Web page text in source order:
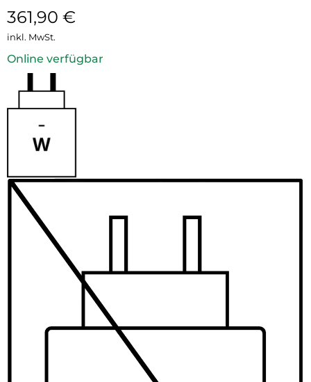
361,90 €
inkl. MwSt.
Online verfügbar